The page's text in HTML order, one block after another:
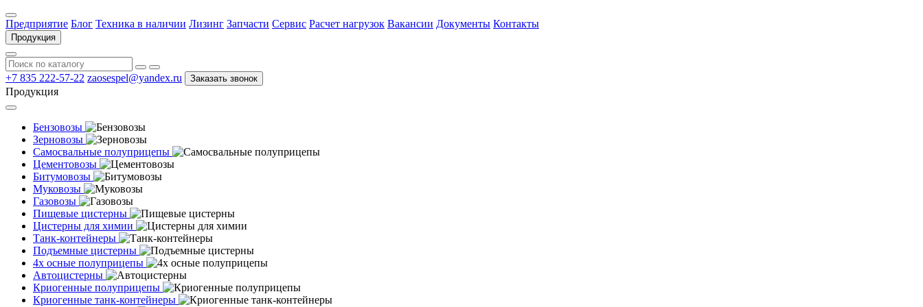
Предприятие Блог Техника в наличии Лизинг Запчасти Сервис Расчет нагрузок Вакансии Документы Контакты
Продукция
+7 835 222-57-22 zaosespel@yandex.ru Заказать звонок
Продукция
Бензовозы
Зерновозы
Самосвальные полуприцепы
Цементовозы
Битумовозы
Муковозы
Газовозы
Пищевые цистерны
Цистерны для химии
Танк-контейнеры
Подъемные цистерны
4х осные полуприцепы
Автоцистерны
Криогенные полуприцепы
Криогенные танк-контейнеры